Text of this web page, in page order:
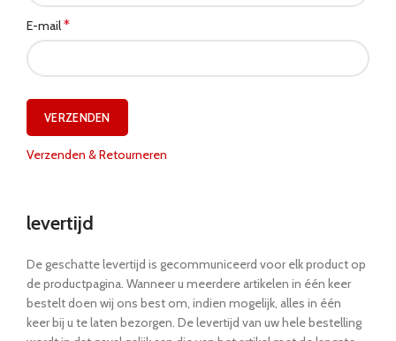
E-mail*
Verzenden & Retourneren
levertijd
De geschatte levertijd is gecommuniceerd voor elk product op
de productpagina. Wanneer u meerdere artikelen in één keer
bestelt doen wij ons best om, indien mogelijk, alles in één
keer bij u te laten bezorgen. De levertijd van uw hele bestelling